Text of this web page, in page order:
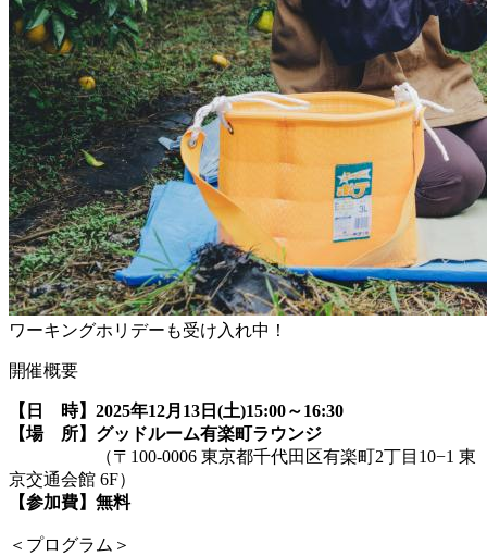
ワーキングホリデーも受け入れ中！
開催概要
【日 時】2025年12月13日(土)15:00～16:30
【場 所】グッドルーム有楽町ラウンジ
（〒100-0006 東京都千代田区有楽町2丁目10−1 東
京交通会館 6F）
【参加費】無料
＜プログラム＞